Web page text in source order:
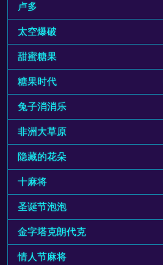
卢多
太空爆破
甜蜜糖果
糖果时代
兔子消消乐
非洲大草原
隐藏的花朵
十麻将
圣诞节泡泡
金字塔克朗代克
情人节麻将